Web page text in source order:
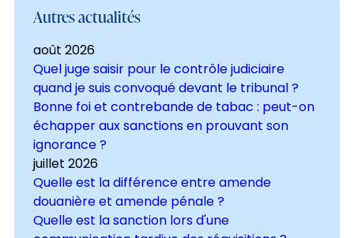
Autres actualités
août 2026
Quel juge saisir pour le contrôle judiciaire
quand je suis convoqué devant le tribunal ?
Bonne foi et contrebande de tabac : peut-on
échapper aux sanctions en prouvant son
ignorance ?
juillet 2026
Quelle est la différence entre amende
douanière et amende pénale ?
Quelle est la sanction lors d'une